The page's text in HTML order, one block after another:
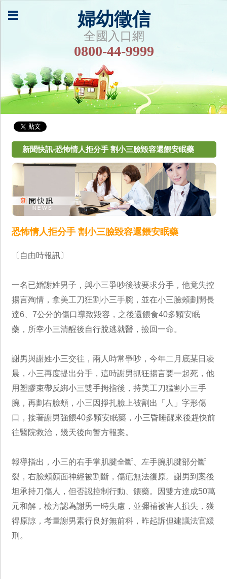
婦幼徵信
全國入口網
0800-44-9999
新聞快訊-恐怖情人拒分手 割小三臉毀容還餵安眠藥
恐怖情人拒分手 割小三臉毀容還餵安眠藥
〔自由時報訊〕
一名已婚謝姓男子，與小三爭吵後被要求分手，他竟失控
揚言殉情，拿美工刀狂割小三手腕，並在小三臉頰劃開長
達6、7公分的傷口導致毀容，之後還餵食40多顆安眠
藥，所幸小三清醒後自行脫逃就醫，撿回一命。
謝男與謝姓小三交往，兩人時常爭吵，今年二月底某日凌
晨，小三再度提出分手，這時謝男抓狂揚言要一起死，他
用塑膠束帶反綁小三雙手拇指後，持美工刀猛割小三手
腕，再劃右臉頰，小三因掙扎臉上被割出「人」字形傷
口，接著謝男強餵40多顆安眠藥，小三昏睡醒來後趕快前
往醫院救治，幾天後向警方報案。
報導指出，小三的右手掌肌腱全斷、左手腕肌腱部分斷
裂，右臉頰顏面神經被割斷，傷疤無法復原。謝男到案後
坦承持刀傷人，但否認控制行動、餵藥。因雙方達成50萬
元和解，檢方認為謝男一時失慮，並彌補被害人損失，獲
得原諒，考量謝男素行良好無前科，昨起訴但建議法官緩
刑。